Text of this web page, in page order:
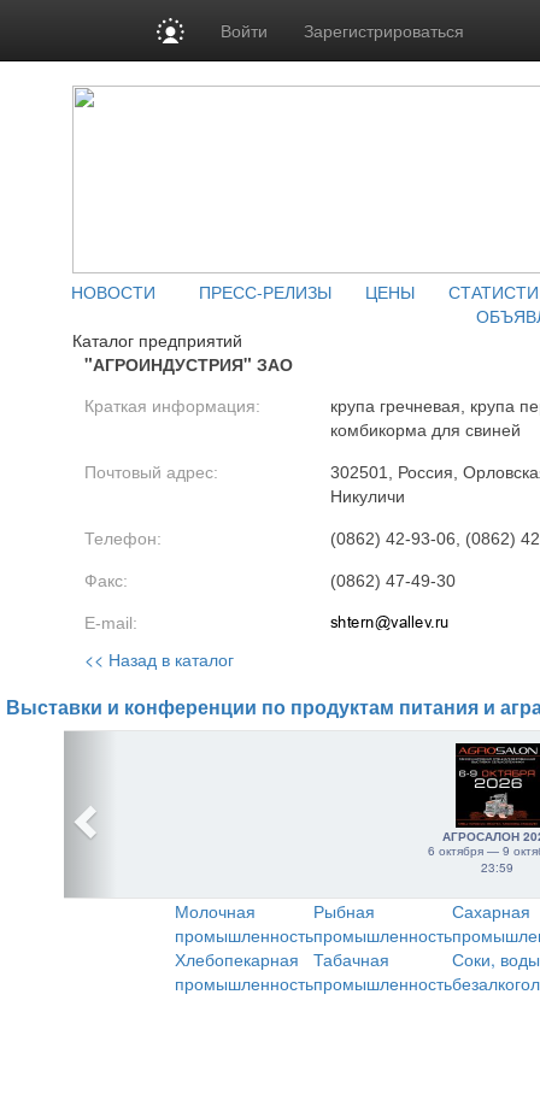
Войти Зарегистрироваться
НОВОСТИ ПРЕСС-РЕЛИЗЫ ЦЕНЫ
Каталог предприятий
"АГРОИНДУСТРИЯ" ЗАО
Краткая информация:
крупа гречневая, крупа
комбикорма для свиней
Почтовый адрес:
302501, Россия,
Никуличи
Телефон: (0862) 42-93-06, (0862)
Факс: (0862) 47-49-30
E-mail:
<< Назад в каталог
Выставки и конференции по продуктам питания и
АГРОСАЛОН
6 октября — 9
23:59
Молочная
промышленность
Рыбная
промышленность
Сахарная
Хлебопекарная
промышленность
Табачная
промышленность
Соки,